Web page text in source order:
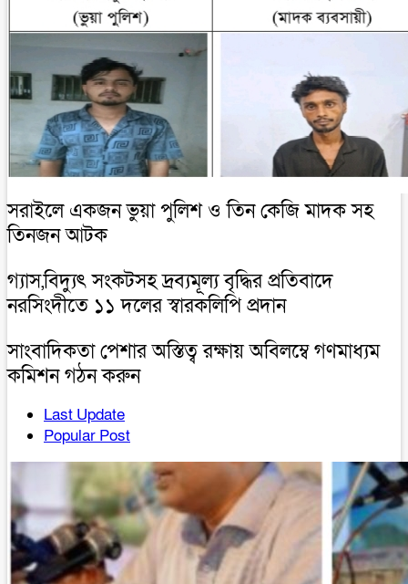
সরাইলে একজন ভুয়া পুলিশ ও তিন কেজি মাদক সহ
তিনজন আটক
গ্যাস,বিদ্যুৎ সংকটসহ দ্রব্যমূল্য বৃদ্ধির প্রতিবাদে
নরসিংদীতে ১১ দলের স্বারকলিপি প্রদান
সাংবাদিকতা পেশার অস্তিত্ব রক্ষায় অবিলম্বে গণমাধ্যম
কমিশন গঠন করুন
Last Update
Popular Post